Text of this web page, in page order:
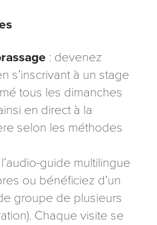
: devenez
s’inscrivant à un stage
tous les dimanches
en direct à la
selon les méthodes
guide multilingue
ou bénéficiez d’un
groupe de plusieurs
Chaque visite se